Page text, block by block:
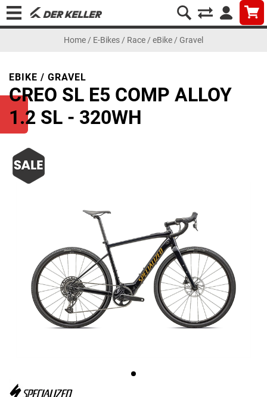
Home / E-Bikes / Race / eBike / Gravel
EBIKE / GRAVEL
CREO SL E5 COMP ALLOY
1.2 SL - 320WH